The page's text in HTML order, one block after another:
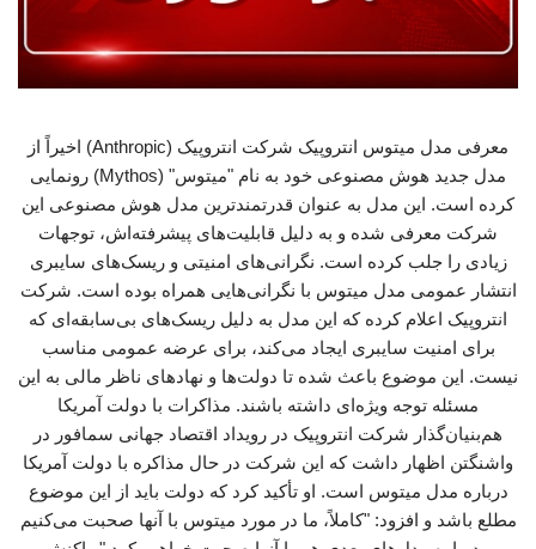
معرفی مدل میتوس انتروپیک شرکت انتروپیک (Anthropic) اخیراً از
مدل جدید هوش مصنوعی خود به نام "میتوس" (Mythos) رونمایی
کرده است. این مدل به عنوان قدرتمندترین مدل هوش مصنوعی این
شرکت معرفی شده و به دلیل قابلیت‌های پیشرفته‌اش، توجهات
زیادی را جلب کرده است. نگرانی‌های امنیتی و ریسک‌های سایبری
انتشار عمومی مدل میتوس با نگرانی‌هایی همراه بوده است. شرکت
انتروپیک اعلام کرده که این مدل به دلیل ریسک‌های بی‌سابقه‌ای که
برای امنیت سایبری ایجاد می‌کند، برای عرضه عمومی مناسب
نیست. این موضوع باعث شده تا دولت‌ها و نهادهای ناظر مالی به این
مسئله توجه ویژه‌ای داشته باشند. مذاکرات با دولت آمریکا
هم‌بنیان‌گذار شرکت انتروپیک در رویداد اقتصاد جهانی سمافور در
واشنگتن اظهار داشت که این شرکت در حال مذاکره با دولت آمریکا
درباره مدل میتوس است. او تأکید کرد که دولت باید از این موضوع
مطلع باشد و افزود: "کاملاً، ما در مورد میتوس با آنها صحبت می‌کنیم